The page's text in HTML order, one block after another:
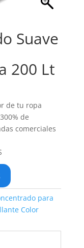
Suave
200 Lt
de tu ropa
de
comerciales
para
Color